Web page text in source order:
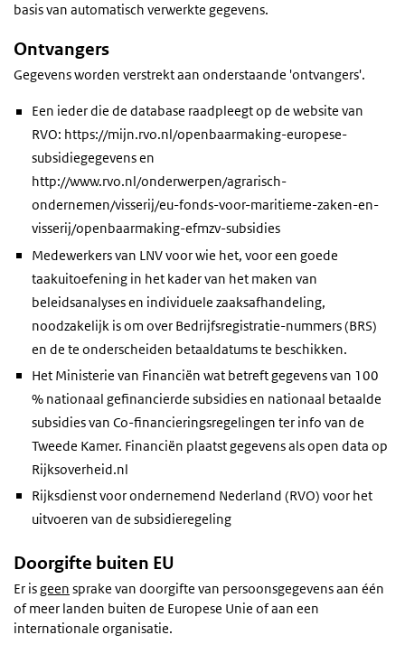
basis van automatisch verwerkte gegevens.
Ontvangers
Gegevens worden verstrekt aan onderstaande 'ontvangers'.
Een ieder die de database raadpleegt op de website van
RVO: https://mijn.rvo.nl/openbaarmaking-europese-
subsidiegegevens en
http://www.rvo.nl/onderwerpen/agrarisch-
ondernemen/visserij/eu-fonds-voor-maritieme-zaken-en-
visserij/openbaarmaking-efmzv-subsidies
Medewerkers van LNV voor wie het, voor een goede
taakuitoefening in het kader van het maken van
beleidsanalyses en individuele zaaksafhandeling,
noodzakelijk is om over Bedrijfsregistratie-nummers (BRS)
en de te onderscheiden betaaldatums te beschikken.
Het Ministerie van Financiën wat betreft gegevens van 100
% nationaal gefinancierde subsidies en nationaal betaalde
subsidies van Co-financieringsregelingen ter info van de
Tweede Kamer. Financiën plaatst gegevens als open data op
Rijksoverheid.nl
Rijksdienst voor ondernemend Nederland (RVO) voor het
uitvoeren van de subsidieregeling
Doorgifte buiten EU
Er isgeen sprake van doorgifte van persoonsgegevens aan één
of meer landen buiten de Europese Unie of aan een
internationale organisatie.